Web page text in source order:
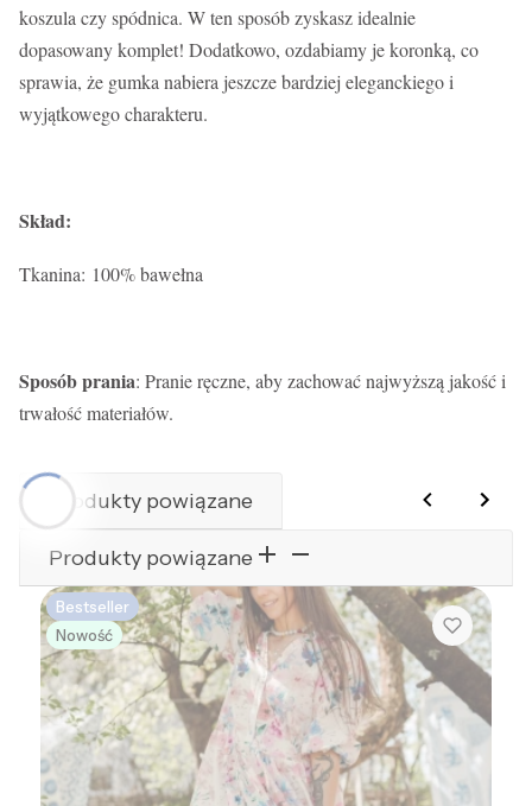
koszula czy spódnica. W ten sposób zyskasz idealnie
dopasowany komplet! Dodatkowo, ozdabiamy je koronką, co
sprawia, że gumka nabiera jeszcze bardziej eleganckiego i
wyjątkowego charakteru.
Skład:
Tkanina: 100% bawełna
Sposób prania: Pranie ręczne, aby zachować najwyższą jakość i
trwałość materiałów.
Produkty powiązane
Produkty powiązane
Bestseller
Nowość